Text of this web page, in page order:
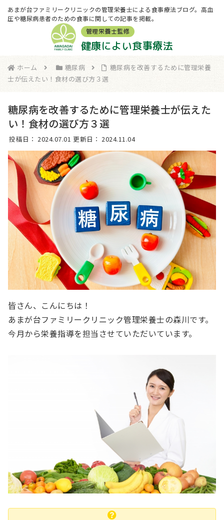
あまが台ファミリークリニックの管理栄養士による食事療法ブログ。高血
圧や糖尿病患者のための食事に関しての記事を掲載。
管理栄養士監修
健康によい食事療法
ホーム 糖尿病
糖尿病を改善するために管理栄養
士が伝えたい！食材の選び方３選
糖尿病を改善するために管理栄養士が伝えた
い！食材の選び方３選
更新日： 2024.11.04
投稿日： 2024.07.01
皆さん、こんにちは！
あまが台ファミリークリニック管理栄養士の森川です。
今月から栄養指導を担当させていただいています。